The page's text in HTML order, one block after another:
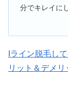
分でキレイに
Iライン脱毛し
リット＆デメリ